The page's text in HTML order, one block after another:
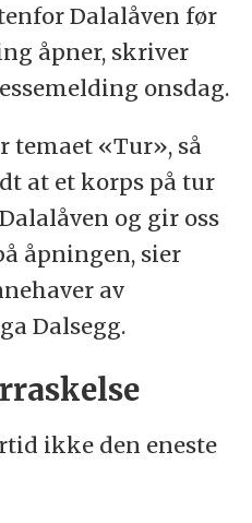
Dalalåven før
åpner, skriver
onsdag.
«Tur», så
at et korps på tur
og gir oss
åpningen, sier
av
Dalsegg.
ikke den eneste